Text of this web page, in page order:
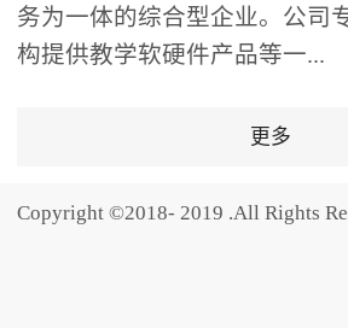
学生自由表达思考过程，
培养批判性思维与表达能
功能增加课堂趣味性，同
务为一体的综合型企业。公司
构提供教学软硬件产品等一...
更多
Copyright ©2018- 2019 .All Rights